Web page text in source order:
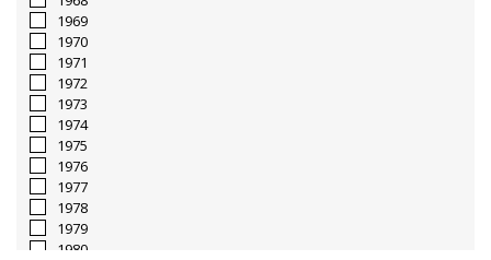
1969
1970
1971
1972
1973
1974
1975
1976
1977
1978
1979
1980